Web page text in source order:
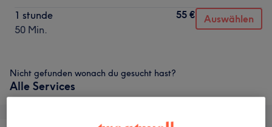
1 stunde
50 Min.
55 € Auswählen
Nicht gefunden wonach du gesucht hast?
Alle Services